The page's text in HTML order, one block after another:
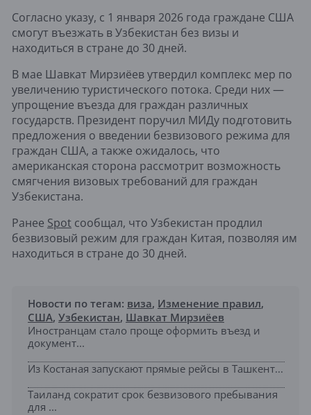
Согласно указу, с 1 января 2026 года граждане США
смогут въезжать в Узбекистан без визы и
находиться в стране до 30 дней.
В мае Шавкат Мирзиёев утвердил комплекс мер по
увеличению туристического потока. Среди них —
упрощение въезда для граждан различных
государств. Президент поручил МИДу подготовить
предложения о введении безвизового режима для
граждан США, а также ожидалось, что
американская сторона рассмотрит возможность
смягчения визовых требований для граждан
Узбекистана.
Ранее Spot сообщал, что Узбекистан продлил
безвизовый режим для граждан Китая, позволяя им
находиться в стране до 30 дней.
Новости по тегам: виза, Изменение правил,
США, Узбекистан, Шавкат Мирзиёев
Иностранцам стало проще оформить въезд и
документ...
Из Костаная запускают прямые рейсы в Ташкент...
Таиланд сократит срок безвизового пребывания
для ...